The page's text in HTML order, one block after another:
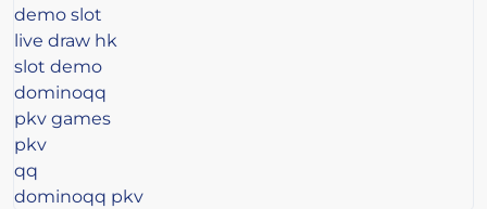
demo slot
live draw hk
slot demo
dominoqq
pkv games
pkv
qq
dominoqq pkv